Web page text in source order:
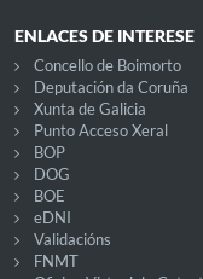
ENLACES DE INTERESE
Concello de Boimorto
Deputación da Coruña
Xunta de Galicia
Punto Acceso Xeral
BOP
DOG
BOE
eDNI
Validacións
FNMT